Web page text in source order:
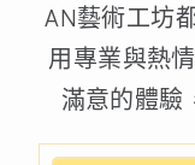
AN藝術工坊
用專業與熱
滿意的體驗